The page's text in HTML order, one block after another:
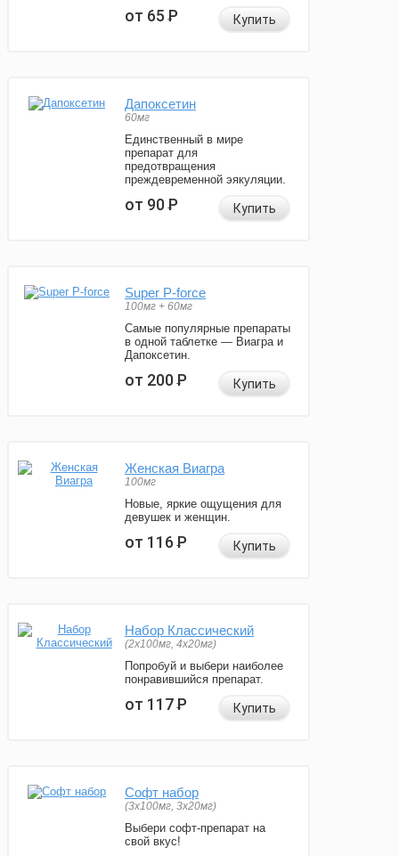
от 65Р Купить
Дапоксетин
60мг
Единственный в мире
препарат для
предотвращения
преждевременной эякуляции.
от 90Р Купить
Super P-force
100мг + 60мг
Самые популярные препараты
в одной таблетке — Виагра и
Дапоксетин.
от 200Р Купить
Женская Виагра
100мг
Новые, яркие ощущения для
девушек и женщин.
от 116Р Купить
Набор Классический
(2x100мг, 4x20мг)
Попробуй и выбери наиболее
понравившийся препарат.
от 117Р Купить
Софт набор
(3x100мг, 3x20мг)
Выбери софт-препарат на
свой вкус!